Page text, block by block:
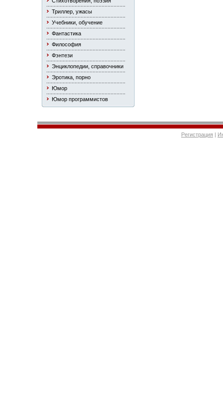
Триллер, ужасы
Учебники, обучение
Фантастика
Философия
Фэнтези
Энциклопедии, справочники
Эротика, порно
Юмор
Юмор программистов
Регистрация |